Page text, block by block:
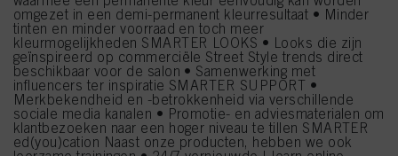
omgezet in een demi-permanent kleurresultaat • Minder
tinten en minder voorraad en toch meer
kleurmogelijkheden SMARTER LOOKS • Looks die zijn
geïnspireerd op commerciële Street Style trends direct
beschikbaar voor de salon • Samenwerking met
influencers ter inspiratie SMARTER SUPPORT •
Merkbekendheid en -betrokkenheid via verschillende
sociale media kanalen • Promotie- en adviesmaterialen om
klantbezoeken naar een hoger niveau te tillen SMARTER
ed(you)cation Naast onze producten, hebben we ook